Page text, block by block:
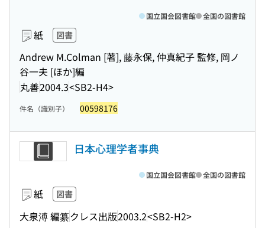
紙 図書
Andrew M.Colman [著], 藤永保, 仲真紀子 監修, 岡ノ
谷一夫 [ほか]編
丸善2004.3<SB2-H4>
国立国会図書館 全国の図書館
件名（識別子） 00598176
日本心理学者事典
紙 図書
大泉溥 編纂クレス出版2003.2<SB2-H2>
国立国会図書館 全国の図書館